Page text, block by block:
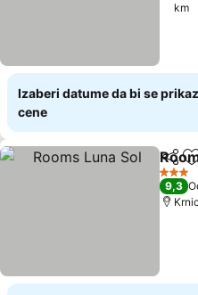
km
Izaberi datume da bi se
cene
Deli
3
9,3